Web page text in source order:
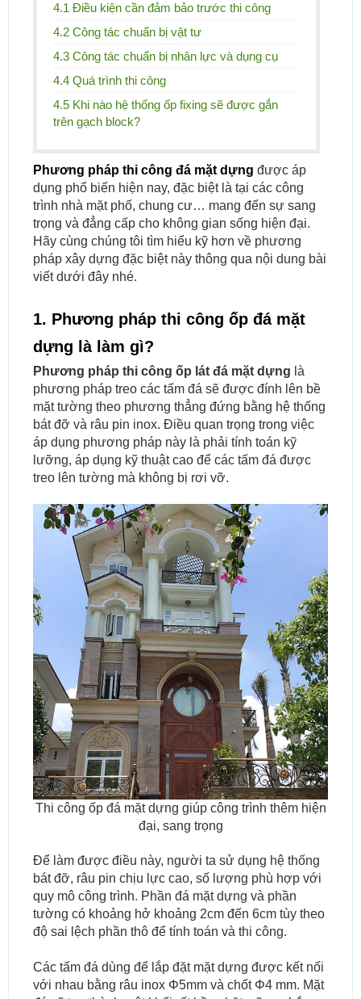
4.1 Điều kiện cần đảm bảo trước thi công
4.2 Công tác chuẩn bị vật tư
4.3 Công tác chuẩn bị nhân lực và dụng cụ
4.4 Quá trình thi công
4.5 Khi nào hệ thống ốp fixing sẽ được gắn
trên gạch block?
Phương pháp thi công đá mặt dựng được áp
dụng phổ biến hiện nay, đặc biệt là tại các công
trình nhà mặt phố, chung cư… mang đến sự sang
trọng và đẳng cấp cho không gian sống hiện đại.
Hãy cùng chúng tôi tìm hiểu kỹ hơn về phương
pháp xây dựng đặc biệt này thông qua nội dung bài
viết dưới đây nhé.
1. Phương pháp thi công ốp đá mặt
dựng là làm gì?
Phương pháp thi công ốp lát đá mặt dựng là
phương pháp treo các tấm đá sẽ được đính lên bề
mặt tường theo phương thẳng đứng bằng hệ thống
bát đỡ và râu pin inox. Điều quan trọng trong việc
áp dụng phương pháp này là phải tính toán kỹ
lưỡng, áp dụng kỹ thuật cao để các tấm đá được
treo lên tường mà không bị rơi vỡ.
Thi công ốp đá mặt dựng giúp công trình thêm hiện
đại, sang trọng
Để làm được điều này, người ta sử dụng hệ thống
bát đỡ, râu pin chịu lực cao, số lượng phù hợp với
quy mô công trình. Phần đá mặt dựng và phần
tường có khoảng hở khoảng 2cm đến 6cm tùy theo
độ sai lệch phần thô để tính toán và thi công.
Các tấm đá dùng để lắp đặt mặt dựng được kết nối
với nhau bằng râu inox Φ5mm và chốt Φ4 mm. Mặt